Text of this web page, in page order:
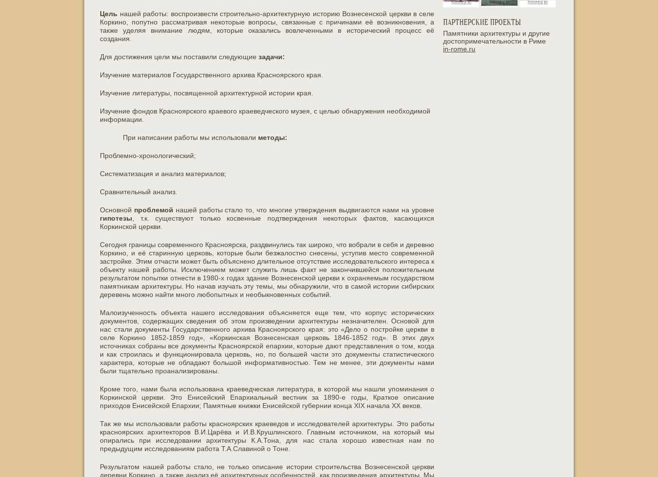
Цель нашей работы: воспроизвести строительно-архитектурную историю Вознесенской церкви в селе
Коркино, попутно рассматривая некоторые вопросы, связанные с причинами её возникновения, а
также уделяя внимание людям, которые оказались вовлеченными в исторический процесс её
создания.
Для достижения цели мы поставили следующие задачи:
Изучение материалов Государственного архива Красноярского края.
Изучение литературы, посвященной архитектурной истории края.
Изучение фондов Красноярского краевого краеведческого музея, с целью обнаружения необходимой
информации.
При написании работы мы использовали методы:
Проблемно-хронологический;
Систематизация и анализ материалов;
Сравнительный анализ.
Основной проблемой нашей работы стало то, что многие утверждения выдвигаются нами на уровне
гипотезы , т.к. существуют только косвенные подтверждения некоторых фактов, касающихся
Коркинской церкви.
Сегодня границы современного Красноярска, раздвинулись так широко, что вобрали в себя и деревню
Коркино, и её старинную церковь, которые были безжалостно снесены, уступив место современной
застройке. Этим отчасти может быть объяснено длительное отсутствие исследовательского интереса к
объекту нашей работы. Исключением может служить лишь факт не закончившейся положительным
результатом попытки отнести в 1980-х годах здание Вознесенской церкви к охраняемым государством
памятникам архитектуры. Но начав изучать эту темы, мы обнаружили, что в самой истории сибирских
деревень можно найти много любопытных и необыкновенных событий.
Малоизученность объекта нашего исследования объясняется еще тем, что корпус исторических
документов, содержащих сведения об этом произведении архитектуры незначителен. Основой для
нас стали документы Государственного архива Красноярского края: это «Дело о постройке церкви в
селе Коркино 1852-1859 год», «Коркинская Вознесенская церковь 1846-1852 год». В этих двух
источниках собраны все документы Красноярской епархии, которые дают представления о том, когда
и как строилась и функционировала церковь, но, по большей части это документы статистического
характера, которые не обладают большой информативностью. Тем не менее, эти документы нами
были тщательно проанализированы.
Кроме того, нами была использована краеведческая литература, в которой мы нашли упоминания о
Коркинской церкви. Это Енисейский Епархиальный вестник за 1890-е годы, Краткое описание
приходов Енисейской Епархии; Памятные книжки Енисейской губернии конца XIX начала XX веков.
Так же мы использовали работы красноярских краеведов и исследователей архитектуры. Это работы
красноярских архитекторов В.И.Царёва и И.В.Крушлинского. Главным источником, на который мы
опирались при исследовании архитектуры К.А.Тона, для нас стала хорошо известная нам по
предыдущим исследованиям работа Т.А.Славиной о Тоне.
Результатом нашей работы стало, не только описание истории строительства Вознесенской церкви
деревни Коркино, а также анализ её архитектурных особенностей, как произведения архитектуры. Мы
ПАРТНЕРСКИЕ ПРОЕКТЫ
Памятники архитектуры и другие
достопримечательности в Риме
in-rome.ru